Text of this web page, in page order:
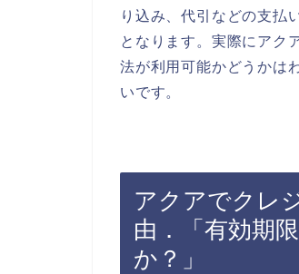
り込み、代引などの支払
となります。実際にアク
法が利用可能かどうかは
いです。
アクアでクレ
由．「有効期
か？」